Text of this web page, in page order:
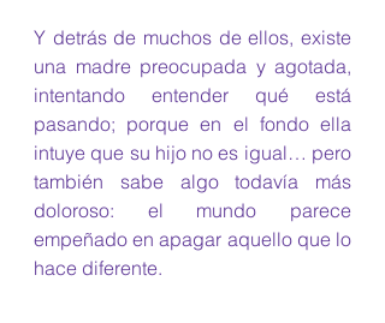
Y detrás de muchos de ellos, existe
una madre preocupada y agotada,
intentando entender qué está
pasando; porque en el fondo ella
intuye que su hijo no es igual… pero
también sabe algo todavía más
doloroso: el mundo parece
empeñado en apagar aquello que lo
hace diferente.